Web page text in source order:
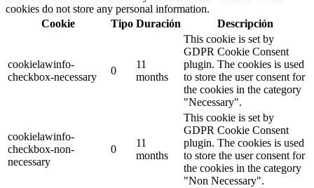
cookies do not store any personal information.
Cookie
Tipo Duración Descripción
cookielawinfo-
checkbox-necessary
0
11
months
This cookie is set by
GDPR Cookie Consent
plugin. The cookies is used
to store the user consent for
the cookies in the category
"Necessary".
cookielawinfo-
checkbox-non-
necessary
0
11
months
This cookie is set by
GDPR Cookie Consent
plugin. The cookies is used
to store the user consent for
the cookies in the category
"Non Necessary".